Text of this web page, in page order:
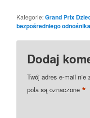
Kategorie:Grand Prix
bezpośredniego odnośnika
Dodaj
Twój adres e-mail nie
pola są oznaczone*